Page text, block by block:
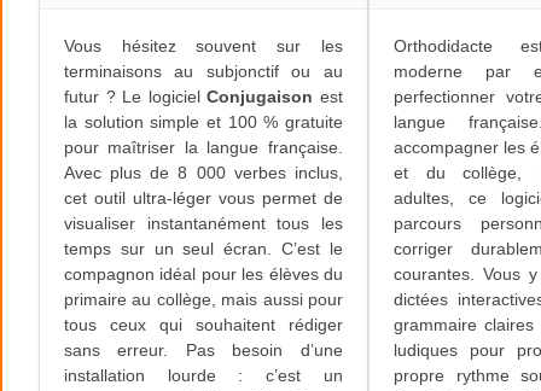
Vous hésitez souvent sur les
terminaisons au subjonctif ou au
futur ? Le logicielConjugaison est
la solution simple et 100 % gratuite
pour maîtriser la langue française.
Avec plus de 8 000 verbes inclus,
cet outil ultra-léger vous permet de
visualiser instantanément tous les
temps sur un seul écran. C’est le
compagnon idéal pour les élèves du
primaire au collège, mais aussi pour
tous ceux qui souhaitent rédiger
sans erreur. Pas besoin d’une
installation lourde : c’est un
Orthodidacte
moderne par
perfectionner
langue
accompagner les
et du collège,
adultes, ce
parcours
corriger
courantes. Vous
dictées
grammaire
ludiques pour
propre rythme